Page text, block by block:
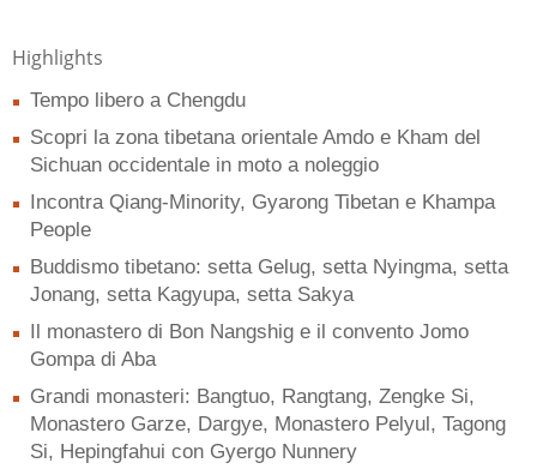
Highlights
Tempo libero a Chengdu
Scopri la zona tibetana orientale Amdo e Kham del
Sichuan occidentale in moto a noleggio
Incontra Qiang-Minority, Gyarong Tibetan e Khampa
People
Buddismo tibetano: setta Gelug, setta Nyingma, setta
Jonang, setta Kagyupa, setta Sakya
Il monastero di Bon Nangshig e il convento Jomo
Gompa di Aba
Grandi monasteri: Bangtuo, Rangtang, Zengke Si,
Monastero Garze, Dargye, Monastero Pelyul, Tagong
Si, Hepingfahui con Gyergo Nunnery